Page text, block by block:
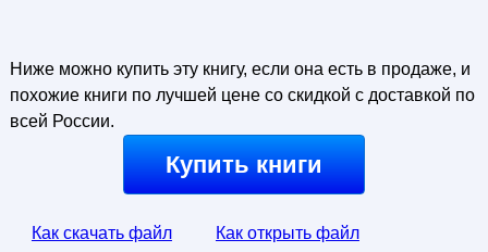
Ниже можно купить эту книгу, если она есть в продаже, и
похожие книги по лучшей цене со скидкой с доставкой по
всей России.
Купить книги
Как скачать файл Как открыть файл